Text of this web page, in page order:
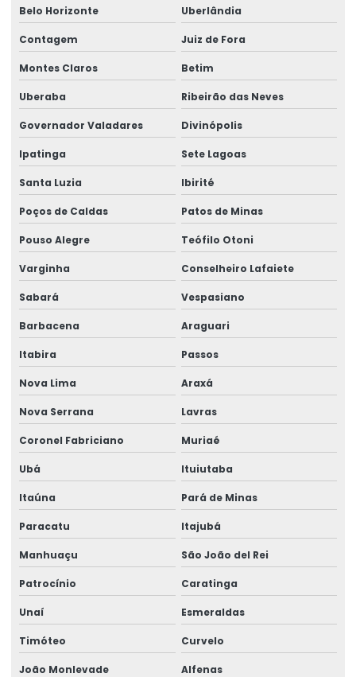
Belo Horizonte
Uberlândia
Contagem Juiz de Fora
Montes Claros Betim
Uberaba Ribeirão das Neves
Governador Valadares Divinópolis
Ipatinga Sete Lagoas
Santa Luzia Ibirité
Poços de Caldas Patos de Minas
Pouso Alegre Teófilo Otoni
Varginha Conselheiro Lafaiete
Sabará Vespasiano
Barbacena Araguari
Itabira Passos
Nova Lima Araxá
Nova Serrana Lavras
Coronel Fabriciano Muriaé
Ubá Ituiutaba
Itaúna Pará de Minas
Paracatu Itajubá
Manhuaçu São João del Rei
Patrocínio Caratinga
Unaí Esmeraldas
Timóteo Curvelo
João Monlevade Alfenas